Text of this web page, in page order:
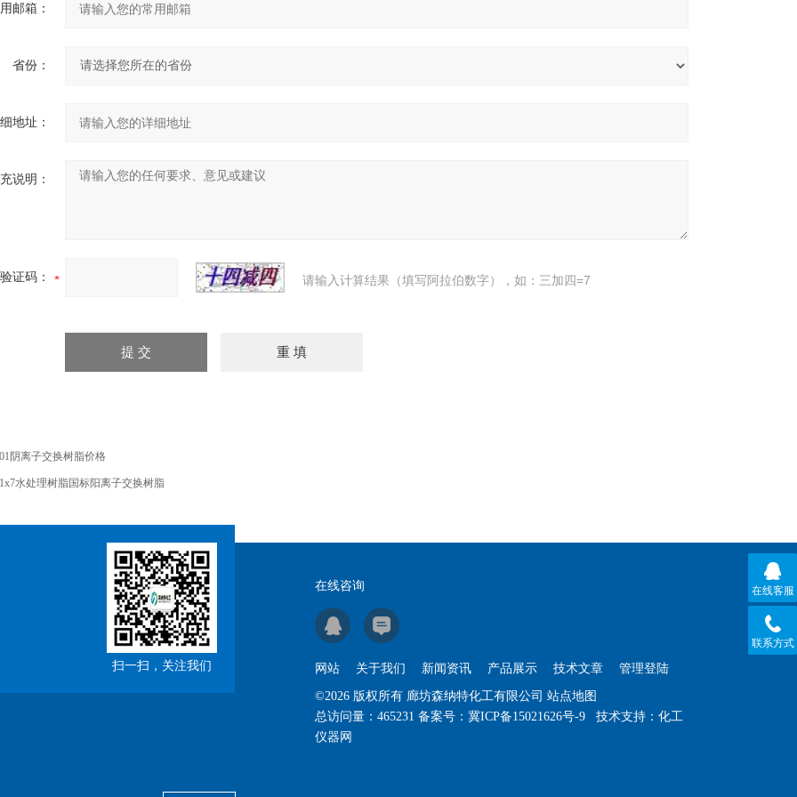
邮箱：
省份：
地址：
说明：
验证码： 请输入计算结果（填写阿拉伯数字），如：三加四=7
阴离子交换树脂价格
水处理树脂国标阳离子交换树脂
扫一扫，关注我们
在线咨询
网站 关于我们 新闻资讯 产品展示 技术文章 管理登陆
©2026 版权所有 廊坊森纳特化工有限公司 站点地图
总访问量： 465231 备案号：冀ICP备15021626号-9 技术支持： 化工
仪器网
在线客服
联系方式